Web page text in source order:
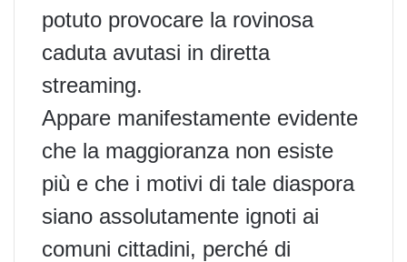
potuto provocare la rovinosa
caduta avutasi in diretta
streaming.
Appare manifestamente evidente
che la maggioranza non esiste
più e che i motivi di tale diaspora
siano assolutamente ignoti ai
comuni cittadini, perché di